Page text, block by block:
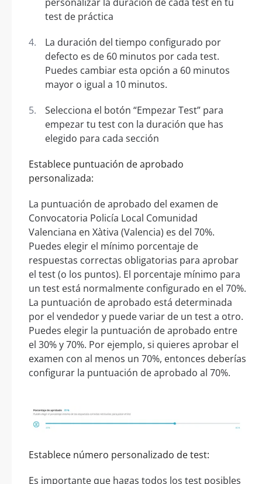
test de práctica
La duración del tiempo configurado por
defecto es de 60 minutos por cada test.
Puedes cambiar esta opción a 60 minutos
mayor o igual a 10 minutos.
Selecciona el botón “Empezar Test” para
empezar tu test con la duración que has
elegido para cada sección
Establece puntuación de aprobado
personalizada:
La puntuación de aprobado del examen de
Convocatoria Policía Local Comunidad
Valenciana en Xàtiva (Valencia) es del 70%.
Puedes elegir el mínimo porcentaje de
respuestas correctas obligatorias para aprobar
el test (o los puntos). El porcentaje mínimo para
un test está normalmente configurado en el 70%.
La puntuación de aprobado está determinada
por el vendedor y puede variar de un test a otro.
Puedes elegir la puntuación de aprobado entre
el 30% y 70%. Por ejemplo, si quieres aprobar el
examen con al menos un 70%, entonces deberías
configurar la puntuación de aprobado al 70%.
Establece número personalizado de test:
Es importante que hagas todos los test posibles